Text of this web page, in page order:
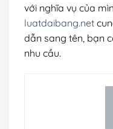
với nghĩa vụ của
luatdaibang.net
dẫn sang tên, bạn
nhu cầu.